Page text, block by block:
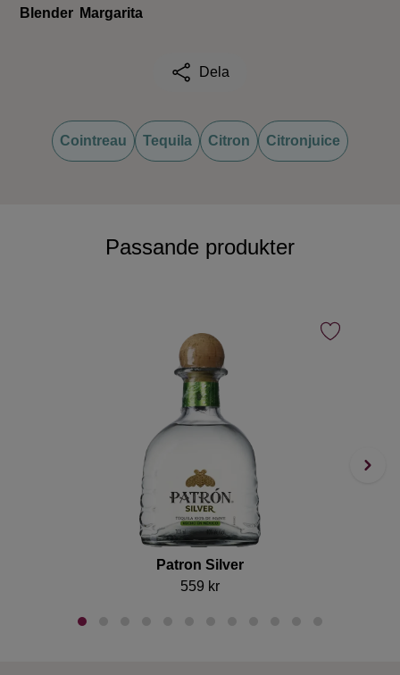
Blender Margarita
Dela
Cointreau Tequila Citron Citronjuice
Passande produkter
Patron Silver
559 kr